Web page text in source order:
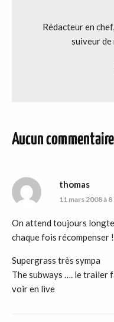
Rédacteur en
suiveur de
Aucun commentaire
thomas
11 mars 2008 à
On attend toujours
chaque fois récompenser
Supergrass très sympa
The subways …. le trailer
voir en live